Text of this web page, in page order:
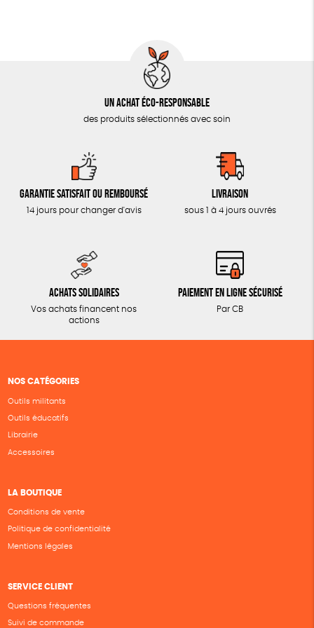
CUISINE / NUTRITION
ACCESSOIRES
Un achat éco-responsable
des produits sélectionnés avec soin
Garantie satisfait ou remboursé
14 jours pour changer d'avis
Livraison
sous 1 à 4 jours ouvrés
Achats solidaires
Vos achats financent nos
actions
Paiement en ligne sécurisé
Par CB
NOS CATÉGORIES
Outils militants
Outils éducatifs
Librairie
Accessoires
LA BOUTIQUE
Conditions de vente
Politique de confidentialité
Mentions légales
SERVICE CLIENT
Questions fréquentes
Suivi de commande